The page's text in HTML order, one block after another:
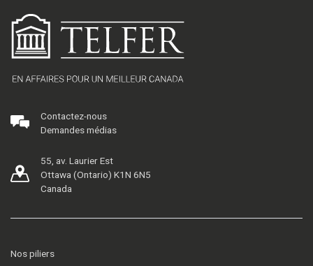
Contactez-nous
Demandes médias
55, av. Laurier Est
Ottawa (Ontario) K1N 6N5
Canada
Nos piliers